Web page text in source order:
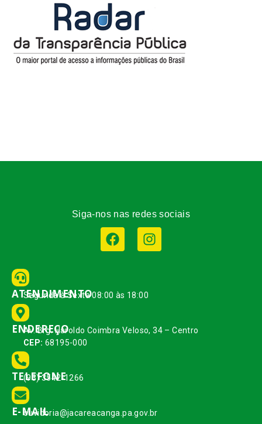
Siga-nos nas redes sociais
ATENDIMENTO
Segunda à Sexta 08:00 às 18:00
ENDEREÇO
Av. Brg. Haroldo Coimbra Veloso, 34 – Centro
CEP: 68195-000
TELEFONE
(93) 3542-1266
E-MAIL
ouvidoria@jacareacanga.pa.gov.br